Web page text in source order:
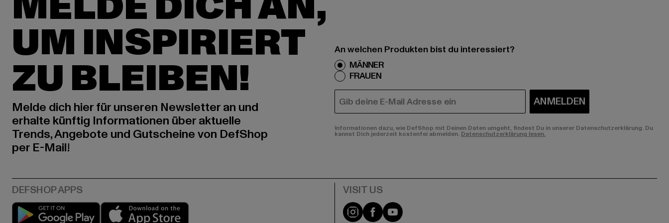
UM INSPIRIERT
ZU BLEIBEN!
Melde dich hier für unseren Newsletter an und
erhalte künftig Informationen über aktuelle
Trends, Angebote und Gutscheine von DefShop
per E-Mail!
An welchen Produkten bist du interessiert?
MÄNNER
FRAUEN
E-MAIL ANMELDEN
Informationen dazu, wie DefShop mit Deinen Daten umgeht, findest Du in unserer Datenschutzerklärung. Du
kannst Dich jederzeit kostenfei abmelden. Datenschutzerklärung lesen.
Play market Visit our Instagram page:
Visit our Facebook page:
Visit our YouTube channel: